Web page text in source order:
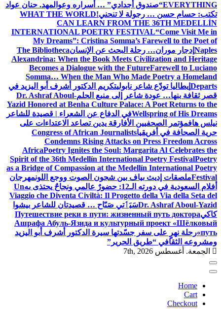
EVERYTHING“صندوق أجدادي” … أسراره وعوالمهد. حنان عواد
تكتب: حسام حسن … رجولة لا تنحني!WHAT THE WORLD
CAN LEARN FROM THE 36TH MEDELLÍN
INTERNATIONAL POETRY FESTIVAL“Come Visit Me in
My Dreams”: Cristina Somma’s Farewell to the Poet of
Naples إدجار موران… رحلة البحث عن الإنسانThe Bibliotheca
Alexandrina: When the Book Meets Civilization and Heritage
Becomes a Dialogue with the FutureFarewell to Luciano
Somma… When the Man Who Made Poetry a Homeland
Departs إيطاليا تودّع شاعر نابوليتكريم الدكتور أشرف أبو اليزيد في
قصر ثقافة بنها… عودة شاعر إلى منبع الحلمDr. Ashraf Aboul-
Yazid Honored at Benha Culture Palace: A Poet Returns to the
Wellspring of His Dreamsفي الدفاع عن الشعراء | قصيدة للشاعر
نيلس هافمؤتمر الصحفيين الأفارقة يدين تصاعد الاعتداءات على
حرية الصحافة في أفريقياCongress of African Journalists
Condemns Rising Attacks on Press Freedom Across
AfricaPoetry Ignites the Soul: Margarita Al Celebrates the
Spirit of the 36th Medellín International Poetry FestivalPoetry
as a Bridge of Compassion at the Medellín International Poetry
Festivalملصقات إديث بياف بين شجون الصوت ووجع اللونمهرجان
أفلام السعودية في دورته الـ12: حضورٌ عالمي ونجاحٌ يحتذى به
Un
Viaggio che Diventa Civiltà: Il Progetto della Via della Seta del
Dr. Ashraf Aboul-Yazidسَيَٲتي صَبّاح … قصيدتان للشاعر بيشوا
كاكيПутешествие реки в пути: жизненный путь доктора
Ашрафа Абуль-Язида и культурный проект «Шёлковый
путь» رحلة نهرٍ على سفر جسّدتها سيرة الدكتور أشرف أبو اليزيد
ومشروعه الثقافي “طريق الحرير”
الجمعة. أغسطس 7th, 2026
Home
Cart
Checkout